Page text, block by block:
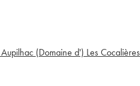
(Domaine d') Les